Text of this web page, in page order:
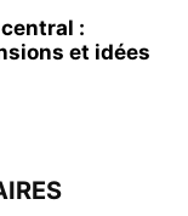
:
et idées